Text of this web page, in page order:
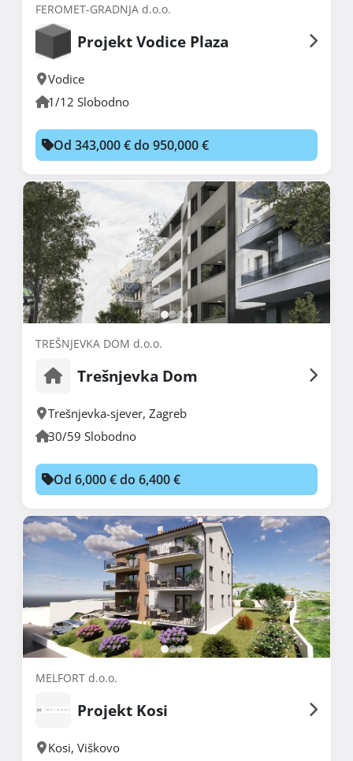
FEROMET-GRADNJA d.o.o.
Projekt Vodice Plaza
Vodice
1/12 Slobodno
Od 343,000 € do 950,000 €
TREŠNJEVKA DOM d.o.o.
Trešnjevka Dom
Trešnjevka-sjever, Zagreb
30/59 Slobodno
Od 6,000 € do 6,400 €
MELFORT d.o.o.
Projekt Kosi
Kosi, Viškovo